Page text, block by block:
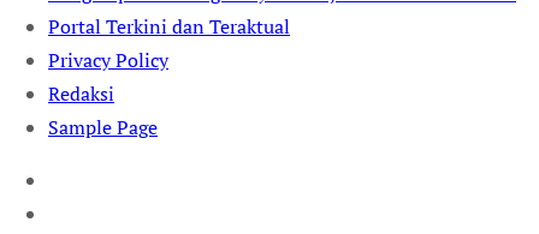
Portal Terkini dan Teraktual
Privacy Policy
Redaksi
Sample Page